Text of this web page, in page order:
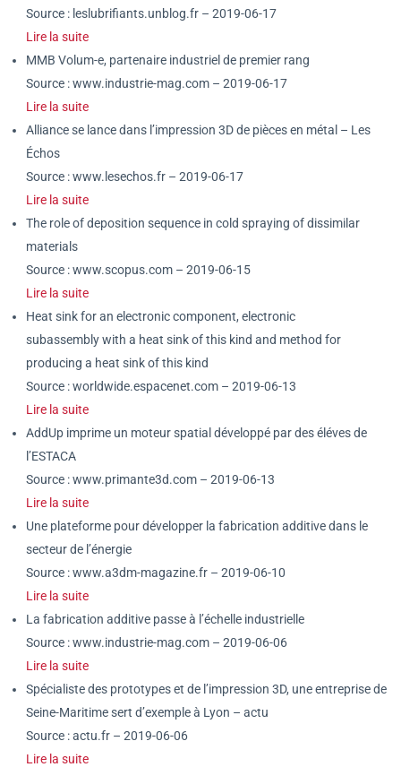
Source : leslubrifiants.unblog.fr – 2019-06-17
Lire la suite
MMB Volum-e, partenaire industriel de premier rang
Source : www.industrie-mag.com – 2019-06-17
Lire la suite
Alliance se lance dans l’impression 3D de pièces en métal – Les
Échos
Source : www.lesechos.fr – 2019-06-17
Lire la suite
The role of deposition sequence in cold spraying of dissimilar
materials
Source : www.scopus.com – 2019-06-15
Lire la suite
Heat sink for an electronic component, electronic
subassembly with a heat sink of this kind and method for
producing a heat sink of this kind
Source : worldwide.espacenet.com – 2019-06-13
Lire la suite
AddUp imprime un moteur spatial développé par des éléves de
l’ESTACA
Source : www.primante3d.com – 2019-06-13
Lire la suite
Une plateforme pour développer la fabrication additive dans le
secteur de l’énergie
Source : www.a3dm-magazine.fr – 2019-06-10
Lire la suite
La fabrication additive passe à l’échelle industrielle
Source : www.industrie-mag.com – 2019-06-06
Lire la suite
Spécialiste des prototypes et de l’impression 3D, une entreprise de
Seine-Maritime sert d’exemple à Lyon – actu
Source : actu.fr – 2019-06-06
Lire la suite